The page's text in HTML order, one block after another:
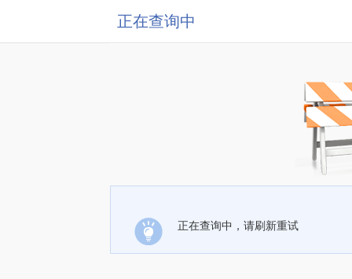
正在查询中
正在查询中，请刷新重试